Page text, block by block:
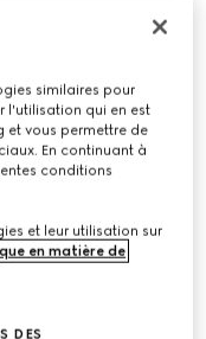
du voyage de
similaires pour
l'utilisation qui en est
et vous permettre de
En continuant à
conditions
et leur utilisation sur
en matière de
DES